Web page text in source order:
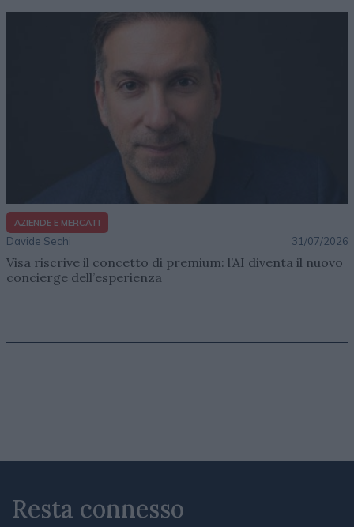
AZIENDE E MERCATI
Davide Sechi 31/07/2026
Visa riscrive il concetto di premium: l’AI diventa il nuovo
concierge dell’esperienza
Resta connesso